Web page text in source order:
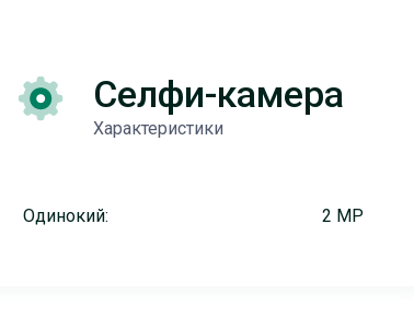
Селфи-камера
Характеристики
Одинокий: 2 MP